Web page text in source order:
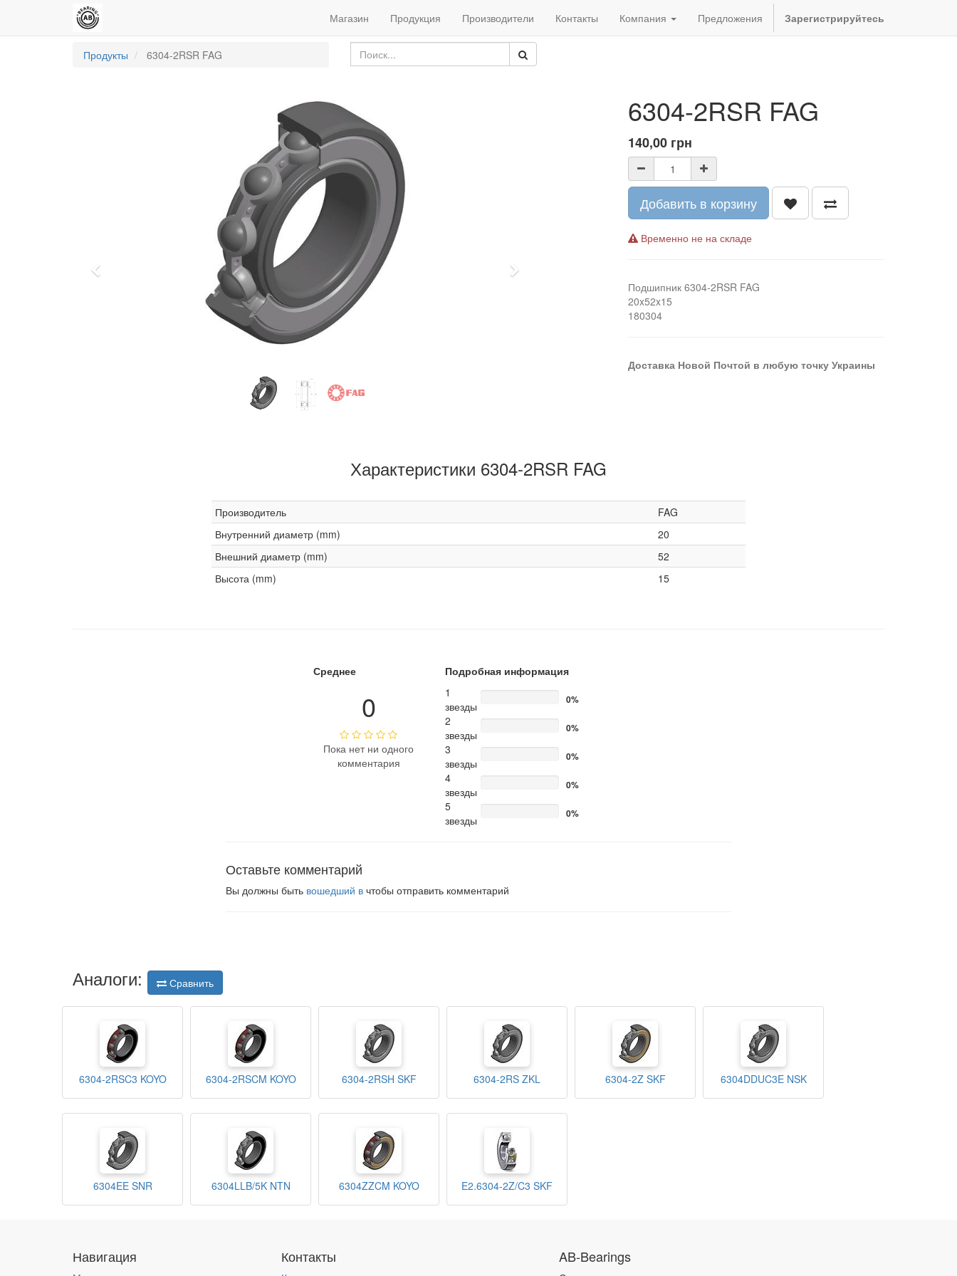
Магазин Продукция Производители Контакты Компания Предложения Зарегистрируйтесь
Продукты 6304-2RSR FAG
Next
6304-2RSR FAG
140,00 грн
Добавить в корзину
Временно не на складе
Подшипник 6304-2RSR FAG
20x52x15
180304
Доставка Новой Почтой в любую точку Украины
Характеристики 6304-2RSR FAG
Производитель
FAG
Внутренний диаметр (mm)
20
Внешний диаметр (mm)
52
Высота (mm)
15
Среднее
0
Пока нет ни одного
комментария
Подробная информация
1
звезды
0%
2
звезды
0%
3
звезды
0%
4
звезды
0%
5
звезды
0%
Оставьте комментарий
Вы должны быть вошедший в чтобы отправить комментарий
Аналоги: Сравнить
6304-2RSC3 KOYO 6304-2RSCM KOYO 6304-2RSH SKF 6304-2RS ZKL 6304-2Z SKF 6304DDUC3E NSK
6304EE SNR 6304LLB/5K NTN 6304ZZCM KOYO E2.6304-2Z/C3 SKF
Навигация Контакты AB-Bearings